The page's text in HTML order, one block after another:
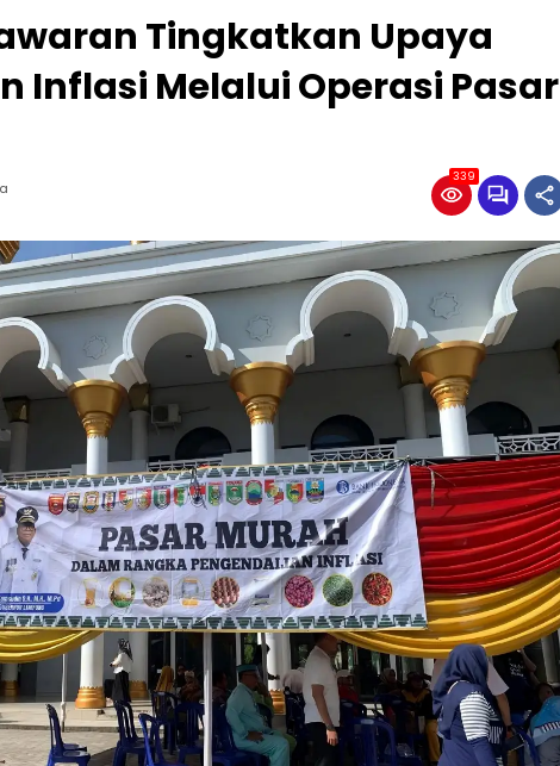
Tingkatkan Upaya
Inflasi Melalui Operasi Pasar
339